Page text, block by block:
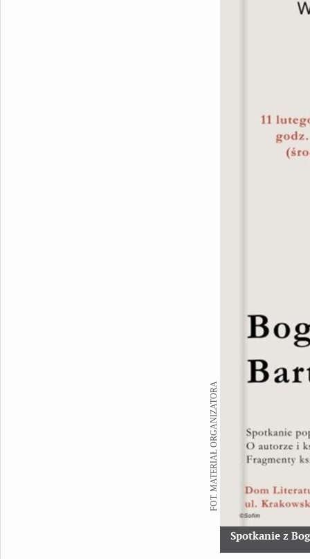
Spotkanie z
FOT. MATERIAŁ ORGANIZATORA